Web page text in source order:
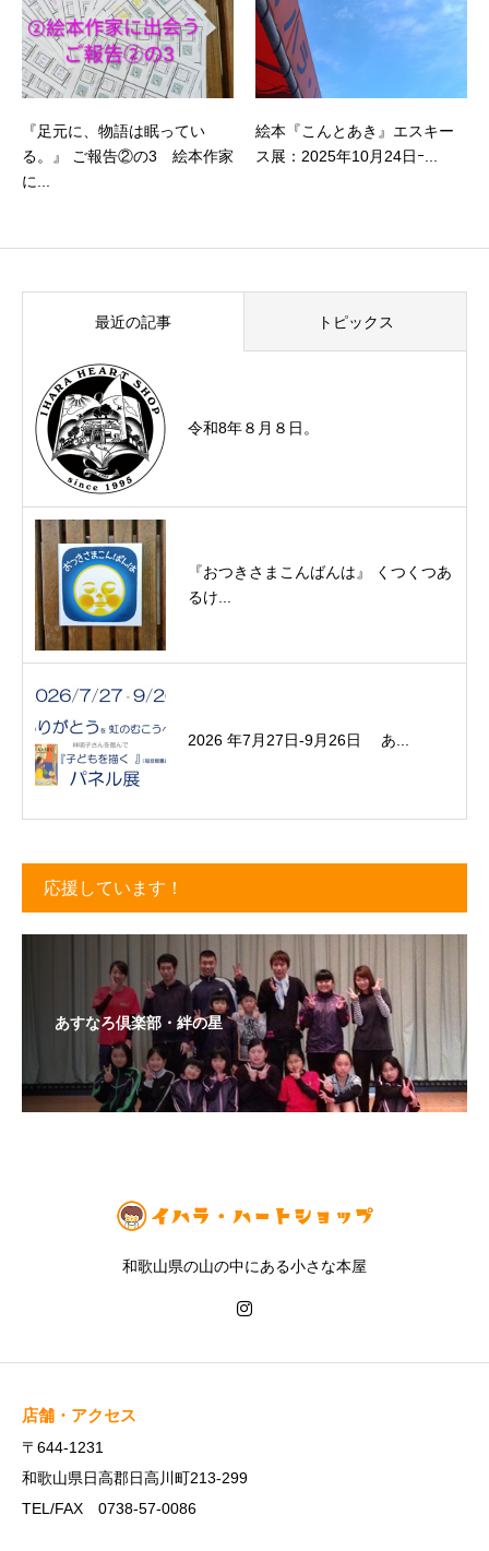
『足元に、物語は眠ってい
る。』 ご報告②の3 絵本作家
に...
絵本『こんとあき』エスキー
ス展：2025年10月24日ｰ...
最近の記事 トピックス
令和8年８月８日。
『おつきさまこんばんは』 くつくつあ
るけ...
2026 年7月27日-9月26日 あ...
応援しています！
あすなろ倶楽部・絆の星
和歌山県の山の中にある小さな本屋
店舗・アクセス
〒644-1231
和歌山県日高郡日高川町213-299
TEL/FAX 0738-57-0086